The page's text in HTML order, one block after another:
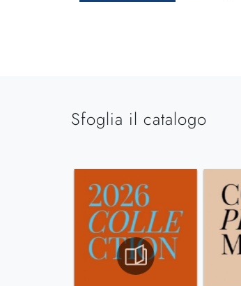
Sfoglia il catalogo